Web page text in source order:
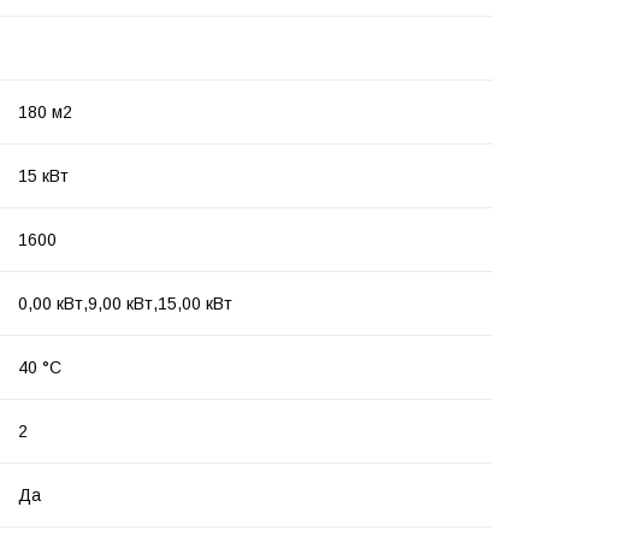
180 м2
15 кВт
1600
0,00 кВт,9,00 кВт,15,00 кВт
40 °С
2
Да